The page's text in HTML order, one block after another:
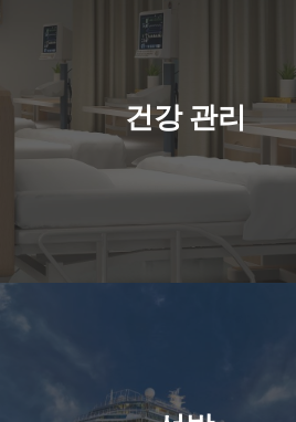
건강 관리
건강 관리
킹스타의 기계는 병원과 진료소를 위
생적이고 대용량 세탁 솔루션을 보장
엄격한 청결 기준을 유지합니다.
선박 및 해상 플랫폼에 적합한 소형, 내